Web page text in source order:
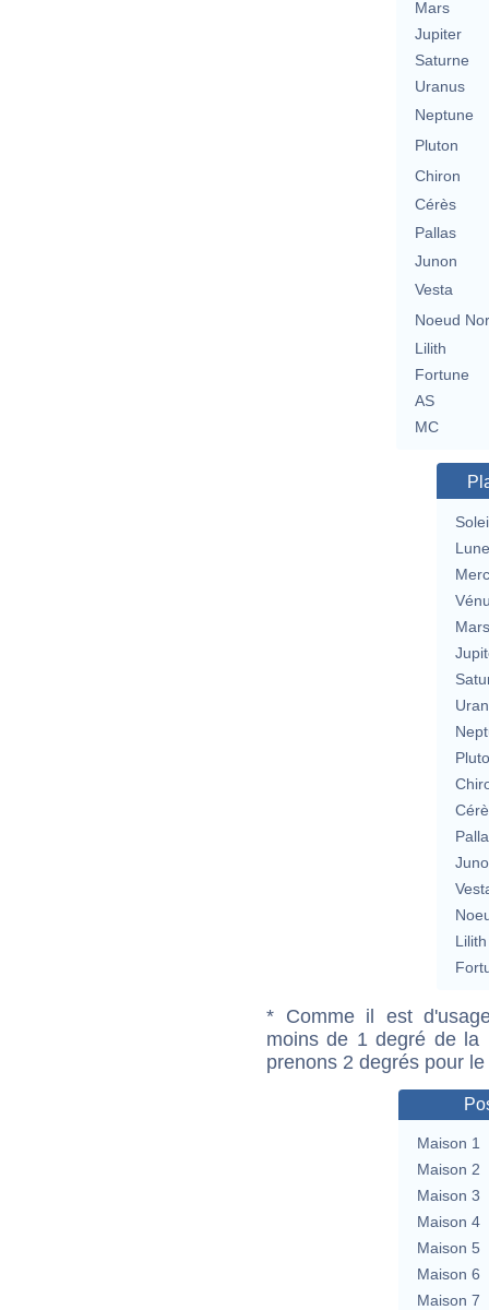
Mars
Jupiter
Saturne
Uranus
Neptune
Pluton
Chiron
Cérès
Pallas
Junon
Vesta
Noeud
Lilith
Fortune
AS
MC
Lune
Mars
Lilith
* Comme il est
moins de 1 degré de la
prenons 2 degrés pour
Maison 1
Maison 2
Maison 3
Maison 4
Maison 5
Maison 6
Maison 7